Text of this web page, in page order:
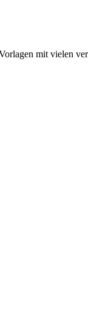
mit vielen